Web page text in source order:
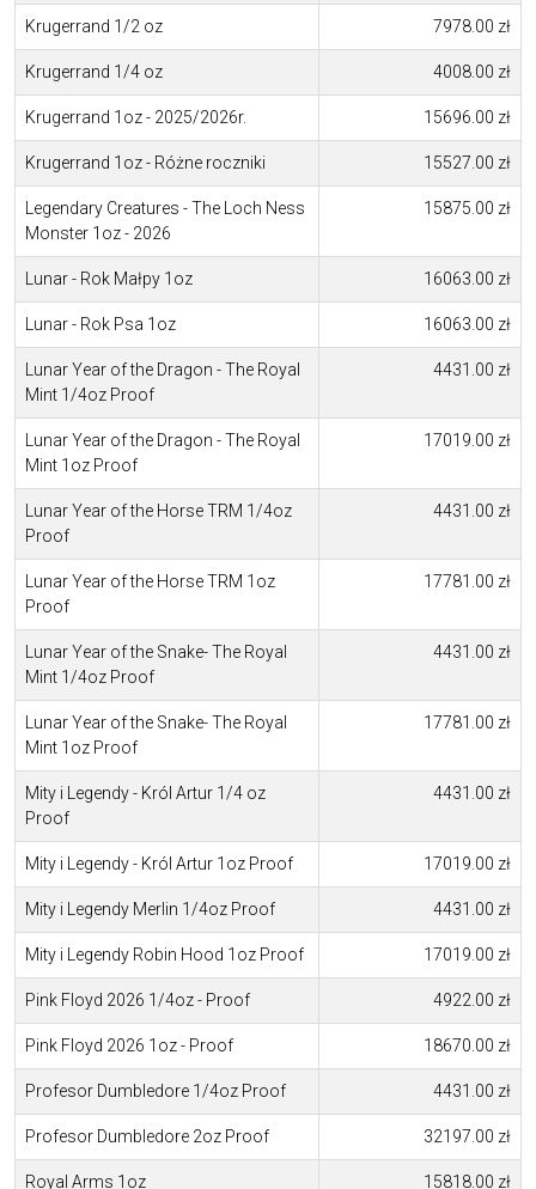
Krugerrand 1/2 oz 7978.00 zł
Krugerrand 1/4 oz 4008.00 zł
Krugerrand 1oz - 2025/2026r. 15696.00 zł
Krugerrand 1oz - Różne roczniki 15527.00 zł
Legendary Creatures - The Loch Ness
Monster 1oz - 2026
15875.00 zł
Lunar - Rok Małpy 1oz 16063.00 zł
Lunar - Rok Psa 1oz 16063.00 zł
Lunar Year of the Dragon - The Royal
Mint 1/4oz Proof
4431.00 zł
Lunar Year of the Dragon - The Royal
Mint 1oz Proof
17019.00 zł
Lunar Year of the Horse TRM 1/4oz
Proof
4431.00 zł
Lunar Year of the Horse TRM 1oz
Proof
17781.00 zł
Lunar Year of the Snake- The Royal
Mint 1/4oz Proof
4431.00 zł
Lunar Year of the Snake- The Royal
Mint 1oz Proof
17781.00 zł
Mity i Legendy - Król Artur 1/4 oz
Proof
4431.00 zł
Mity i Legendy - Król Artur 1oz Proof 17019.00 zł
Mity i Legendy Merlin 1/4oz Proof 4431.00 zł
Mity i Legendy Robin Hood 1oz Proof 17019.00 zł
Pink Floyd 2026 1/4oz - Proof 4922.00 zł
Pink Floyd 2026 1oz - Proof 18670.00 zł
Profesor Dumbledore 1/4oz Proof 4431.00 zł
Profesor Dumbledore 2oz Proof 32197.00 zł
Royal Arms 1oz 15818.00 zł